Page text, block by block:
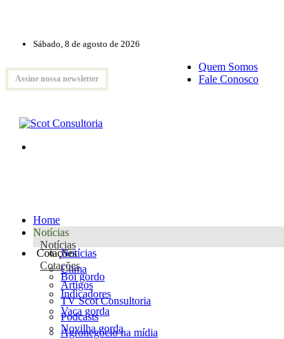
Sábado, 8 de agosto de 2026
Assine nossa newsletter
Quem Somos
Fale Conosco
Home
Notícias
Notícias
Notícias
Clima
Artigos
TV Scot Consultoria
Podcasts
Agronegócio na mídia
Cotações
Cotações
Boi gordo
Indicadores
Vaca gorda
Novilha gorda